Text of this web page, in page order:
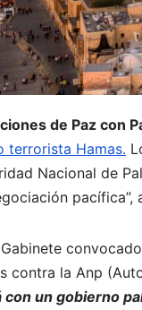
de Paz con
terrorista Hamas.
Nacional de
pacífica”,
contra la Anp
un gobierno